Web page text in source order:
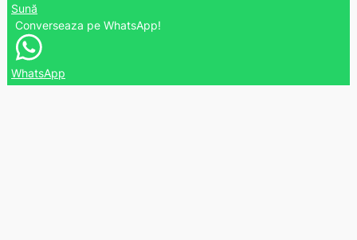
Sună
Converseaza pe WhatsApp!
WhatsApp